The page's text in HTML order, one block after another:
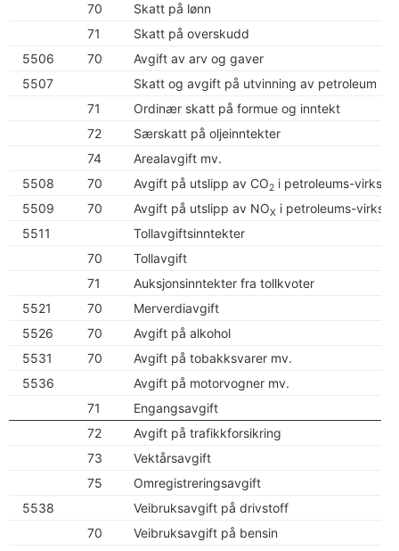
70
Skatt på lønn
71
Skatt på overskudd
5506
70
Avgift av arv og gaver
5507
Skatt og avgift på utvinning av petroleum
71
Ordinær skatt på formue og inntekt
72
Særskatt på oljeinntekter
74
Arealavgift mv.
5508
70 Avgift på utslipp av CO2 i petroleums-
5509
70 Avgift på utslipp av NOX i petroleums-
5511
Tollavgiftsinntekter
70
Tollavgift
71
Auksjonsinntekter fra tollkvoter
5521
70
Merverdiavgift
5526
70
Avgift på alkohol
5531
70
Avgift på tobakksvarer mv.
5536
Avgift på motorvogner mv.
71
Engangsavgift
72
Avgift på trafikkforsikring
73
Vektårsavgift
75
Omregistreringsavgift
5538
Veibruksavgift på drivstoff
70
Veibruksavgift på bensin